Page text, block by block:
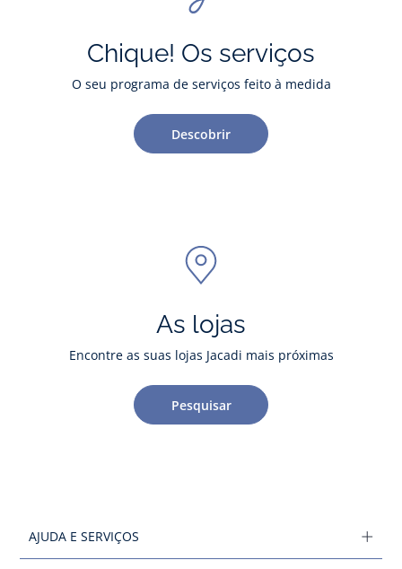
Chique! Os serviços
O seu programa de serviços feito à medida
Descobrir
As lojas
Encontre as suas lojas Jacadi mais próximas
Pesquisar
AJUDA E SERVIÇOS